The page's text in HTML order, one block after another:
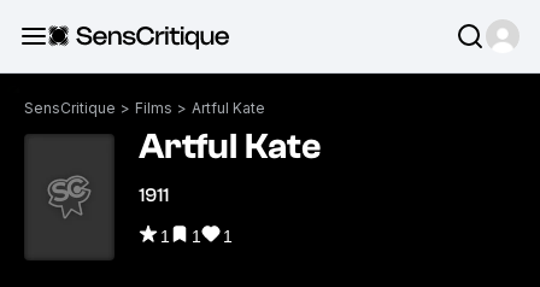
SensCritique > Films > Artful Kate
Artful Kate
1911
1 1 1